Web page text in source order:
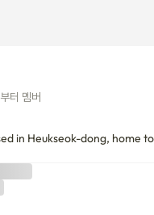
in Heukseok-dong, home